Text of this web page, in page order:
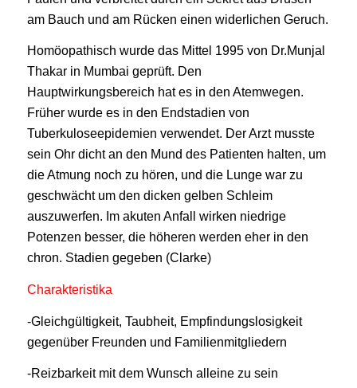
am Bauch und am Rücken einen widerlichen Geruch.
Homöopathisch wurde das Mittel 1995 von Dr.Munjal
Thakar in Mumbai geprüft. Den
Hauptwirkungsbereich hat es in den Atemwegen.
Früher wurde es in den Endstadien von
Tuberkuloseepidemien verwendet. Der Arzt musste
sein Ohr dicht an den Mund des Patienten halten, um
die Atmung noch zu hören, und die Lunge war zu
geschwächt um den dicken gelben Schleim
auszuwerfen. Im akuten Anfall wirken niedrige
Potenzen besser, die höheren werden eher in den
chron. Stadien gegeben (Clarke)
Charakteristika
-Gleichgültigkeit, Taubheit, Empfindungslosigkeit
gegenüber Freunden und Familienmitgliedern
-Reizbarkeit mit dem Wunsch alleine zu sein